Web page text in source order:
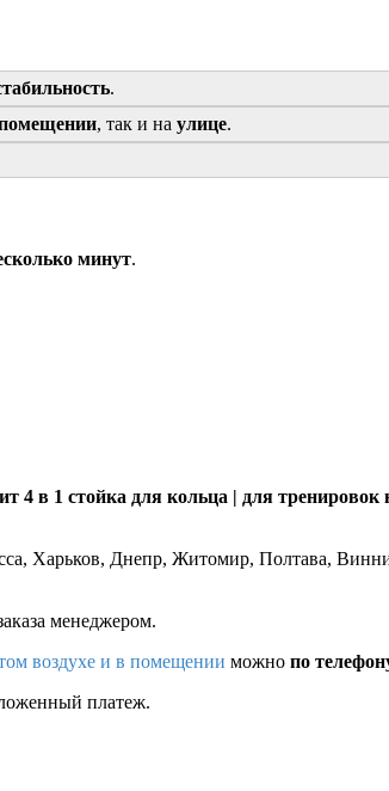
.
, так и на улице.
минут.
4 в 1 стойка для кольца | для
Харьков, Днепр, Житомир, Полтава,
менеджером.
воздухе и в помещении можно по
платеж.